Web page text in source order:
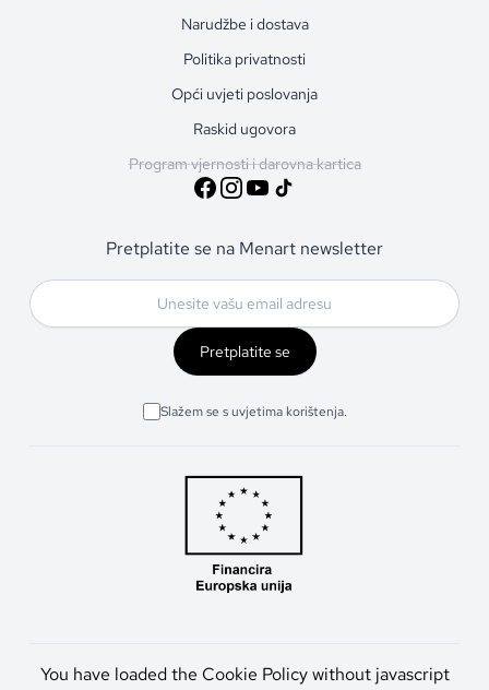
Narudžbe i dostava
Politika privatnosti
Opći uvjeti poslovanja
Raskid ugovora
Program vjernosti i darovna kartica
Pretplatite se na Menart newsletter
Pretplatite se
Slažem se s uvjetima korištenja.
You have loaded the Cookie Policy without javascript